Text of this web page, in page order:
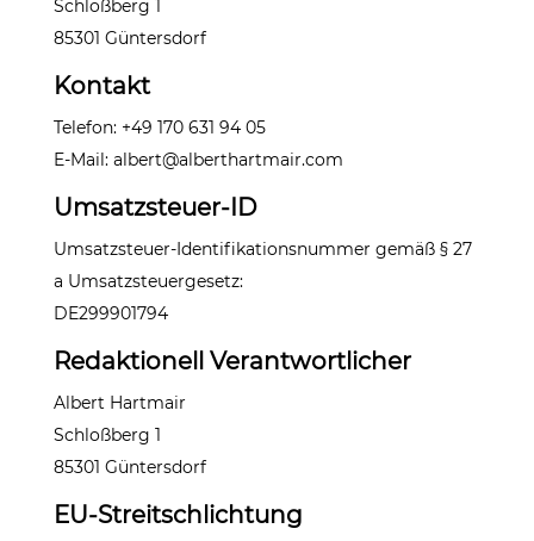
Schloßberg 1
85301 Güntersdorf
Kontakt
Telefon: +49 170 631 94 05
E-Mail: albert@alberthartmair.com
Umsatzsteuer-ID
Umsatzsteuer-Identifikationsnummer gemäß § 27
a Umsatzsteuergesetz:
DE299901794
Redaktionell Verantwortlicher
Albert Hartmair
Schloßberg 1
85301 Güntersdorf
EU-Streitschlichtung